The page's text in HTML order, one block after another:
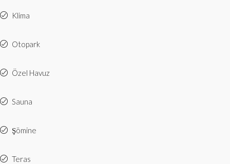
Klima
Otopark
Özel Havuz
Sauna
Şömine
Teras